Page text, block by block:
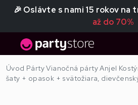
🎉 Oslávte s nami 15 rokov na
až do 70%
Úvod PártyVianočná pártyAnjel
šaty + opasok + svätožiara,